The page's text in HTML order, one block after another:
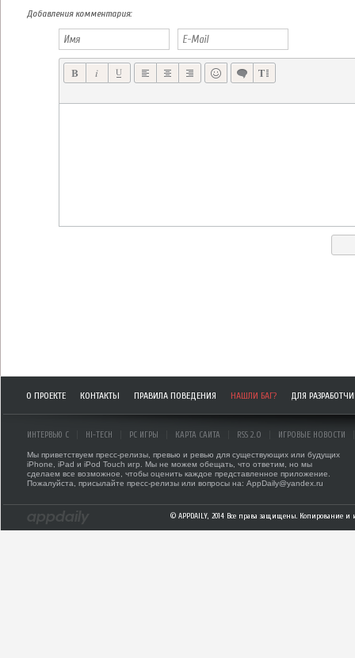
Добавления комментария:
О ПРОЕКТЕ КОНТАКТЫ ПРАВИЛА ПОВЕДЕНИЯ НАШЛИ БАГ? ДЛЯ
ИНТЕРВЬЮ С HI-TECH PC ИГРЫ КАРТА САЙТА RSS 2.0 ИГРОВЫЕ НОВОСТИ
Мы приветствуем пресс-релизы, превью и ревью для существующих или будущих
iPhone, iPad и iPod Touch игр. Мы не можем обещать, что ответим, но мы
сделаем все возможное, чтобы оценить каждое представленное приложение.
Пожалуйста, присылайте пресс-релизы или вопросы на: AppDaily@yandex.ru
© APPDAILY, 2014 Все права защищены. Копирование и